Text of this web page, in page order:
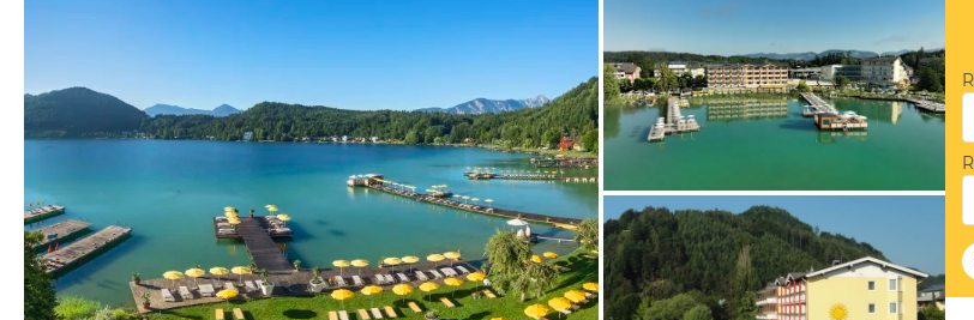
vom Hotelier, Juni 2023